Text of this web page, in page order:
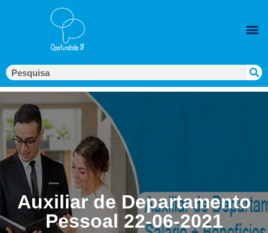
Auxiliar de Departamento
Pessoal 22-06-2021